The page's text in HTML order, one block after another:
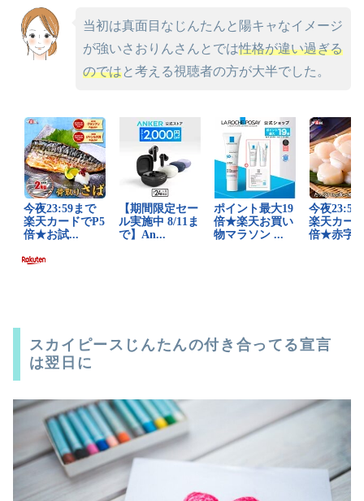
当初は真面目なじんたんと陽キャなイメージ
が強いさおりんさんとでは性格が違い過ぎる
のではと考える視聴者の方が大半でした。
スカイピースじんたんの付き合ってる宣言
は翌日に